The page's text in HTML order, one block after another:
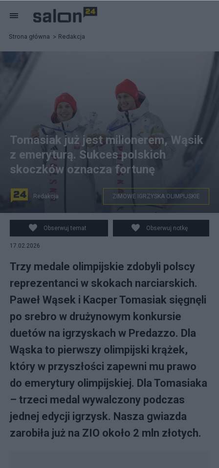
Strona główna Redakcja
Tomasiak już jest milionerem, Wąsik
z emeryturą. Sukces polskich
skoczków oznacza fortunę
Redakcja ZIMOWE IGRZYSKA OLIMPIJSKIE
Obserwuj temat Obserwuj notkę
17.02.2026
Trzy medale olimpijskie zdobyli polscy
reprezentanci w skokach narciarskich.
Paweł Wąsek i Kacper Tomasiak sięgnęli
po srebro w drużynowym konkursie
duetów na igrzyskach w Predazzo. Dla
Wąska to pierwszy olimpijski krążek,
który w przyszłości zapewni mu prawo
do emerytury olimpijskiej. Dla Tomasiaka
– trzeci medal wywalczony podczas
jednej edycji igrzysk. Nasza gwiazda
zarobiła już na ZIO około 2 mln złotych.